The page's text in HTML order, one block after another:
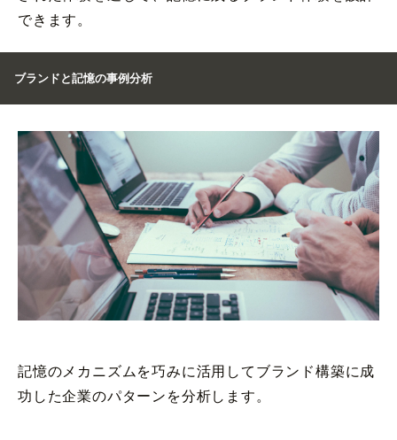
できます。
ブランドと記憶の事例分析
記憶のメカニズムを巧みに活用してブランド構築に成
功した企業のパターンを分析します。